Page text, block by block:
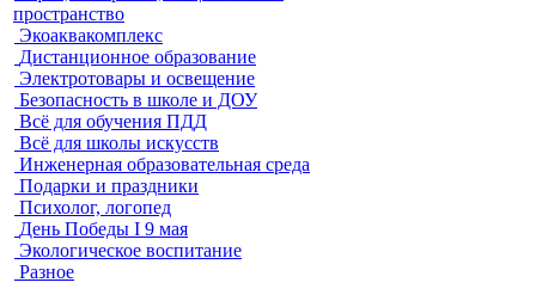
пространство
Экоаквакомплекс
Дистанционное образование
Электротовары и освещение
Безопасность в школе и ДОУ
Всё для обучения ПДД
Всё для школы искусств
Инженерная образовательная среда
Подарки и праздники
Психолог, логопед
День Победы I 9 мая
Экологическое воспитание
Разное